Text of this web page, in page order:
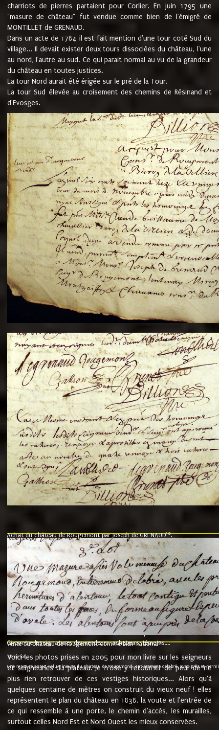
charriots de pierres partaient pour Corlier. En juin 1795 une
"masure de château" fut vendue comme bien de l'émigré de
MONTILLET de GRENAUD.
Dans un acte de 1784 il est fait mention d'une tour coté Sud du
village... Il devait exister deux tours dissociées du château, l'une
au nord, l'autre au sud. Ce qui parait normal au vu de la grandeur
du château en toutes justices.
La tour Nord aurait été érigée sur le pré de la Tour.
La tour Sud élevée au croisement des chemins de Résinand et
d'Evosges.
Achat du château de Rougemont par Joseph de GRENAUD10.
"l'an mil six cent soixante treze le ving neuvième jour du mois de
nommé fut présent Messire Claude Guillaume de Moyriat chevalier baron
vend, purement simplement et irrevocablement a monseigneur monsieur
et chavannes conseiller du roy au parlement de Bourgogne, present et
que le dit seigneur Baron de la Vellière a sur ses hommes, indivisables et
de la Velliere tout ainsi et comme le dit seigneur Baron et ses
présent......"
suivent les rentes, donation des terriers, etc... au prix de 880 livre louis
Ci contre les signatures des vendeurs, acheteurs, témoins....
vente du château de Rougemont comme bien national9.
"3ème lot
une mazure assez volumineuse du chateau de Rougemond, entierement delabré, avec près et
Voici les photos prises en 2005 pour mon livre sur les seigneurs
et seigneuries du plateau. Je n'ose y retourner de peur de ne
plus rien retrouver de ces vestiges historiques... Alors qu'à
quelques centaine de mètres on construit du vieux neuf ! elles
représentent le plan du château en 1838, la voute et l'entrée de
ce qui ressemble à une porte, le chemin d'accès, les murailles,
surtout celles Nord Est et Nord Ouest les mieux conservées.